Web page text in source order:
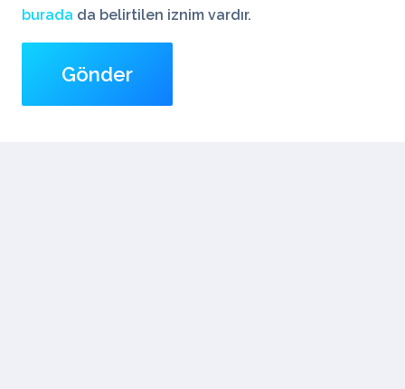
burada da belirtilen iznim vardır.